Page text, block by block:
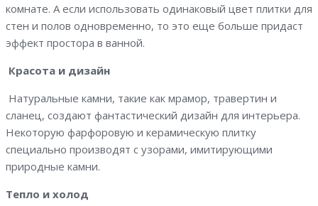
комнате. А если использовать одинаковый цвет плитки для
стен и полов одновременно, то это еще больше придаст
эффект простора в ванной.
Красота и дизайн
Натуральные камни, такие как мрамор, травертин и
сланец, создают фантастический дизайн для интерьера.
Некоторую фарфоровую и керамическую плитку
специально производят с узорами, имитирующими
природные камни.
Тепло и холод